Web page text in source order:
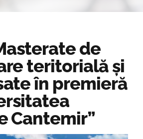
de
teritorială și
în premieră
Cantemir”